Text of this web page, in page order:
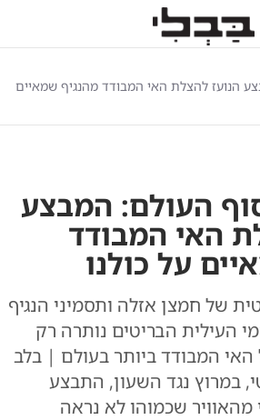
הנועז להצלת האי המבודד מהנגיף שמאיים
העולם: המבצע
האי המבודד
על כולנו
של חמצן אזלה ותסמיני הנגיף
העילית הבריטים נותרה רק
המבודד ביותר בעולם | בלב
במרוץ נגד השעון, התבצע
מהאוויר שכמוהו לא נראה